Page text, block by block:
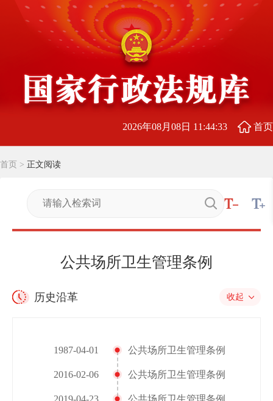
2026年08月08日 11:44:33 首页
首页 > 正文阅读
公共场所卫生管理条例
历史沿革 收起
1987-04-01
2016-02-06
2019-04-23
公共场所卫生管理条例
公共场所卫生管理条例
公共场所卫生管理条例